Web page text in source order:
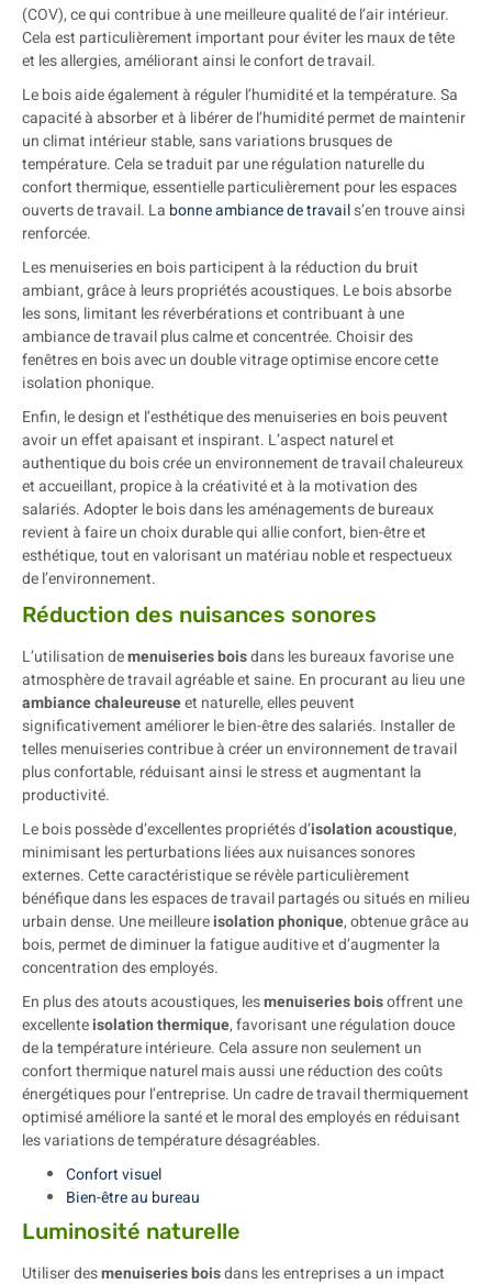
(COV), ce qui contribue à une meilleure qualité de l’air intérieur.
Cela est particulièrement important pour éviter les maux de tête
et les allergies, améliorant ainsi le confort de travail.
Le bois aide également à réguler l’humidité et la température. Sa
capacité à absorber et à libérer de l’humidité permet de maintenir
un climat intérieur stable, sans variations brusques de
température. Cela se traduit par une régulation naturelle du
confort thermique, essentielle particulièrement pour les espaces
ouverts de travail. La bonne ambiance de travails’en trouve ainsi
renforcée.
Les menuiseries en bois participent à la réduction du bruit
ambiant, grâce à leurs propriétés acoustiques. Le bois absorbe
les sons, limitant les réverbérations et contribuant à une
ambiance de travail plus calme et concentrée. Choisir des
fenêtres en bois avec un double vitrage optimise encore cette
isolation phonique.
Enfin, le design et l’esthétique des menuiseries en bois peuvent
avoir un effet apaisant et inspirant. L’aspect naturel et
authentique du bois crée un environnement de travail chaleureux
et accueillant, propice à la créativité et à la motivation des
salariés. Adopter le bois dans les aménagements de bureaux
revient à faire un choix durable qui allie confort, bien-être et
esthétique, tout en valorisant un matériau noble et respectueux
de l’environnement.
Réduction des nuisances sonores
L’utilisation demenuiseries boisdans les bureaux favorise une
atmosphère de travail agréable et saine. En procurant au lieu une
ambiance chaleureuseet naturelle, elles peuvent
significativement améliorer le bien-être des salariés. Installer de
telles menuiseries contribue à créer un environnement de travail
plus confortable, réduisant ainsi le stress et augmentant la
productivité.
Le bois possède d’excellentes propriétés d’isolation acoustique,
minimisant les perturbations liées aux nuisances sonores
externes. Cette caractéristique se révèle particulièrement
bénéfique dans les espaces de travail partagés ou situés en milieu
urbain dense. Une meilleureisolation phonique, obtenue grâce au
bois, permet de diminuer la fatigue auditive et d’augmenter la
concentration des employés.
En plus des atouts acoustiques, lesmenuiseries boisoffrent une
excellenteisolation thermique, favorisant une régulation douce
de la température intérieure. Cela assure non seulement un
confort thermique naturel mais aussi une réduction des coûts
énergétiques pour l’entreprise. Un cadre de travail thermiquement
optimisé améliore la santé et le moral des employés en réduisant
les variations de température désagréables.
Confort visuel
Bien-être au bureau
Luminosité naturelle
Utiliser desmenuiseries boisdans les entreprises a un impact